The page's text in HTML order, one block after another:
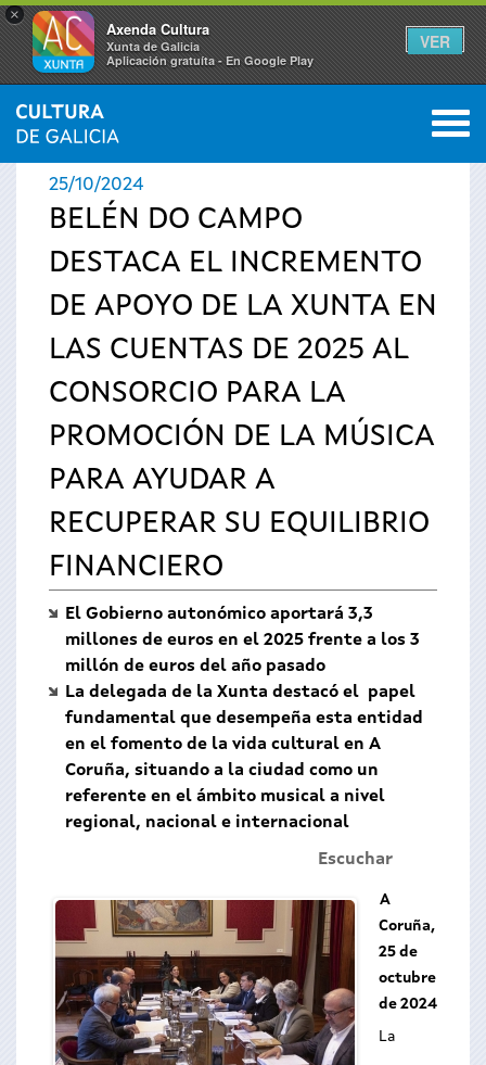
×
Axenda Cultura
Xunta de Galicia
Aplicación gratuíta - En Google Play
VER
Se
encuentra
usted
aquí
INICIO › ACTUALIDAD 0
25/10/2024
BELÉN DO CAMPO
DESTACA EL INCREMENTO
DE APOYO DE LA XUNTA EN
LAS CUENTAS DE 2025 AL
CONSORCIO PARA LA
PROMOCIÓN DE LA MÚSICA
PARA AYUDAR A
RECUPERAR SU EQUILIBRIO
FINANCIERO
El Gobierno autonómico aportará 3,3
millones de euros en el 2025 frente a los 3
millón de euros del año pasado
La delegada de la Xunta destacó el papel
fundamental que desempeña esta entidad
en el fomento de la vida cultural en A
Coruña, situando a la ciudad como un
referente en el ámbito musical a nivel
regional, nacional e internacional
Escuchar
A
Coruña,
25 de
octubre
de 2024
La